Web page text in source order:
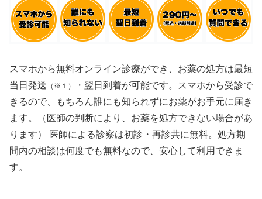
スマホから無料オンライン診療ができ、お薬の処方は最短
当日発送 （※１）
・翌日到着が可能です。スマホから受診で
きるので、もちろん誰にも知られずにお薬がお手元に届き
ます。（医師の判断により、お薬を処方できない場合があ
ります） 医師による診察は初診・再診共に無料。処方期
間内の相談は何度でも無料なので、安心して利用できま
す。